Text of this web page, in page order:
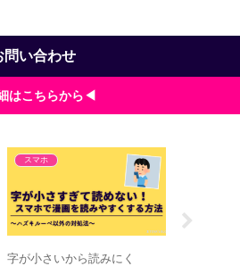
問い合わせ
はこちらから◀
スマホ
字が小さいから読みにく